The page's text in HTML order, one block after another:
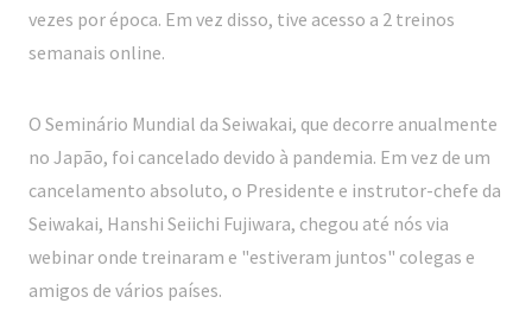
vezes por época. Em vez disso, tive acesso a 2 treinos
semanais online.
O Seminário Mundial da Seiwakai, que decorre anualmente
no Japão, foi cancelado devido à pandemia. Em vez de um
cancelamento absoluto, o Presidente e instrutor-chefe da
Seiwakai, Hanshi Seiichi Fujiwara, chegou até nós via
webinar onde treinaram e "estiveram juntos" colegas e
amigos de vários países.